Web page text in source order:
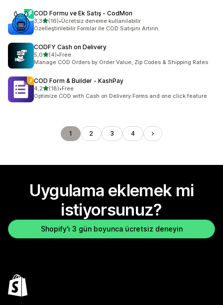
COD Formu ve Ek Satış ‑ CodMon
3,35 yıldız üzerinden
(16)
toplam 16 değerlendirme
•Ücretsiz deneme kullanılabilir
Özelleştirilebilir Formlar ile COD Satışını Artırın.
CODFY Cash on Delivery
5,05 yıldız üzerinden
(4)
toplam 4 değerlendirme
•Free
Manage COD Orders by Order Value, Zip Codes & Shipping Rates
COD Form & Builder ‑ KashPay
4,25 yıldız üzerinden
(18)
toplam 18 değerlendirme
•Free
Optimize COD with Cash on Delivery Forms and one click feature
1 2 3 4
Uygulama eklemek mi
istiyorsunuz?
Shopify'ı 3 gün boyunca ücretsiz deneyin